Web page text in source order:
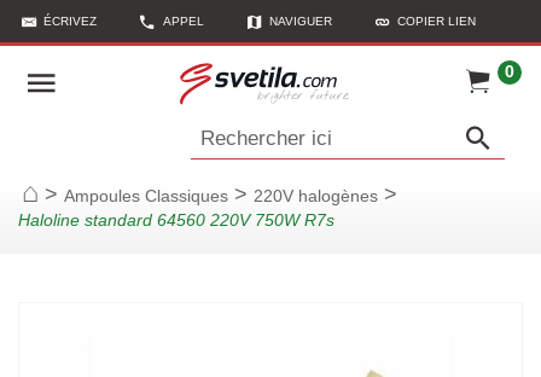
ÉCRIVEZ APPEL NAVIGUER COPIER LIEN
0
Rechercher ici
Page d'accueil
> Ampoules Classiques > 220V halogènes >
Haloline standard 64560 220V 750W R7s